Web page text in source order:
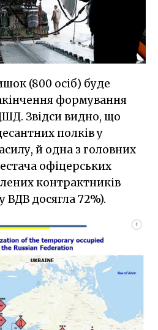
(800 осіб) буде
формування
Звідси видно, що
полків у
й одна з головних
офіцерських
контрактників
ВДВ досягла 72%).